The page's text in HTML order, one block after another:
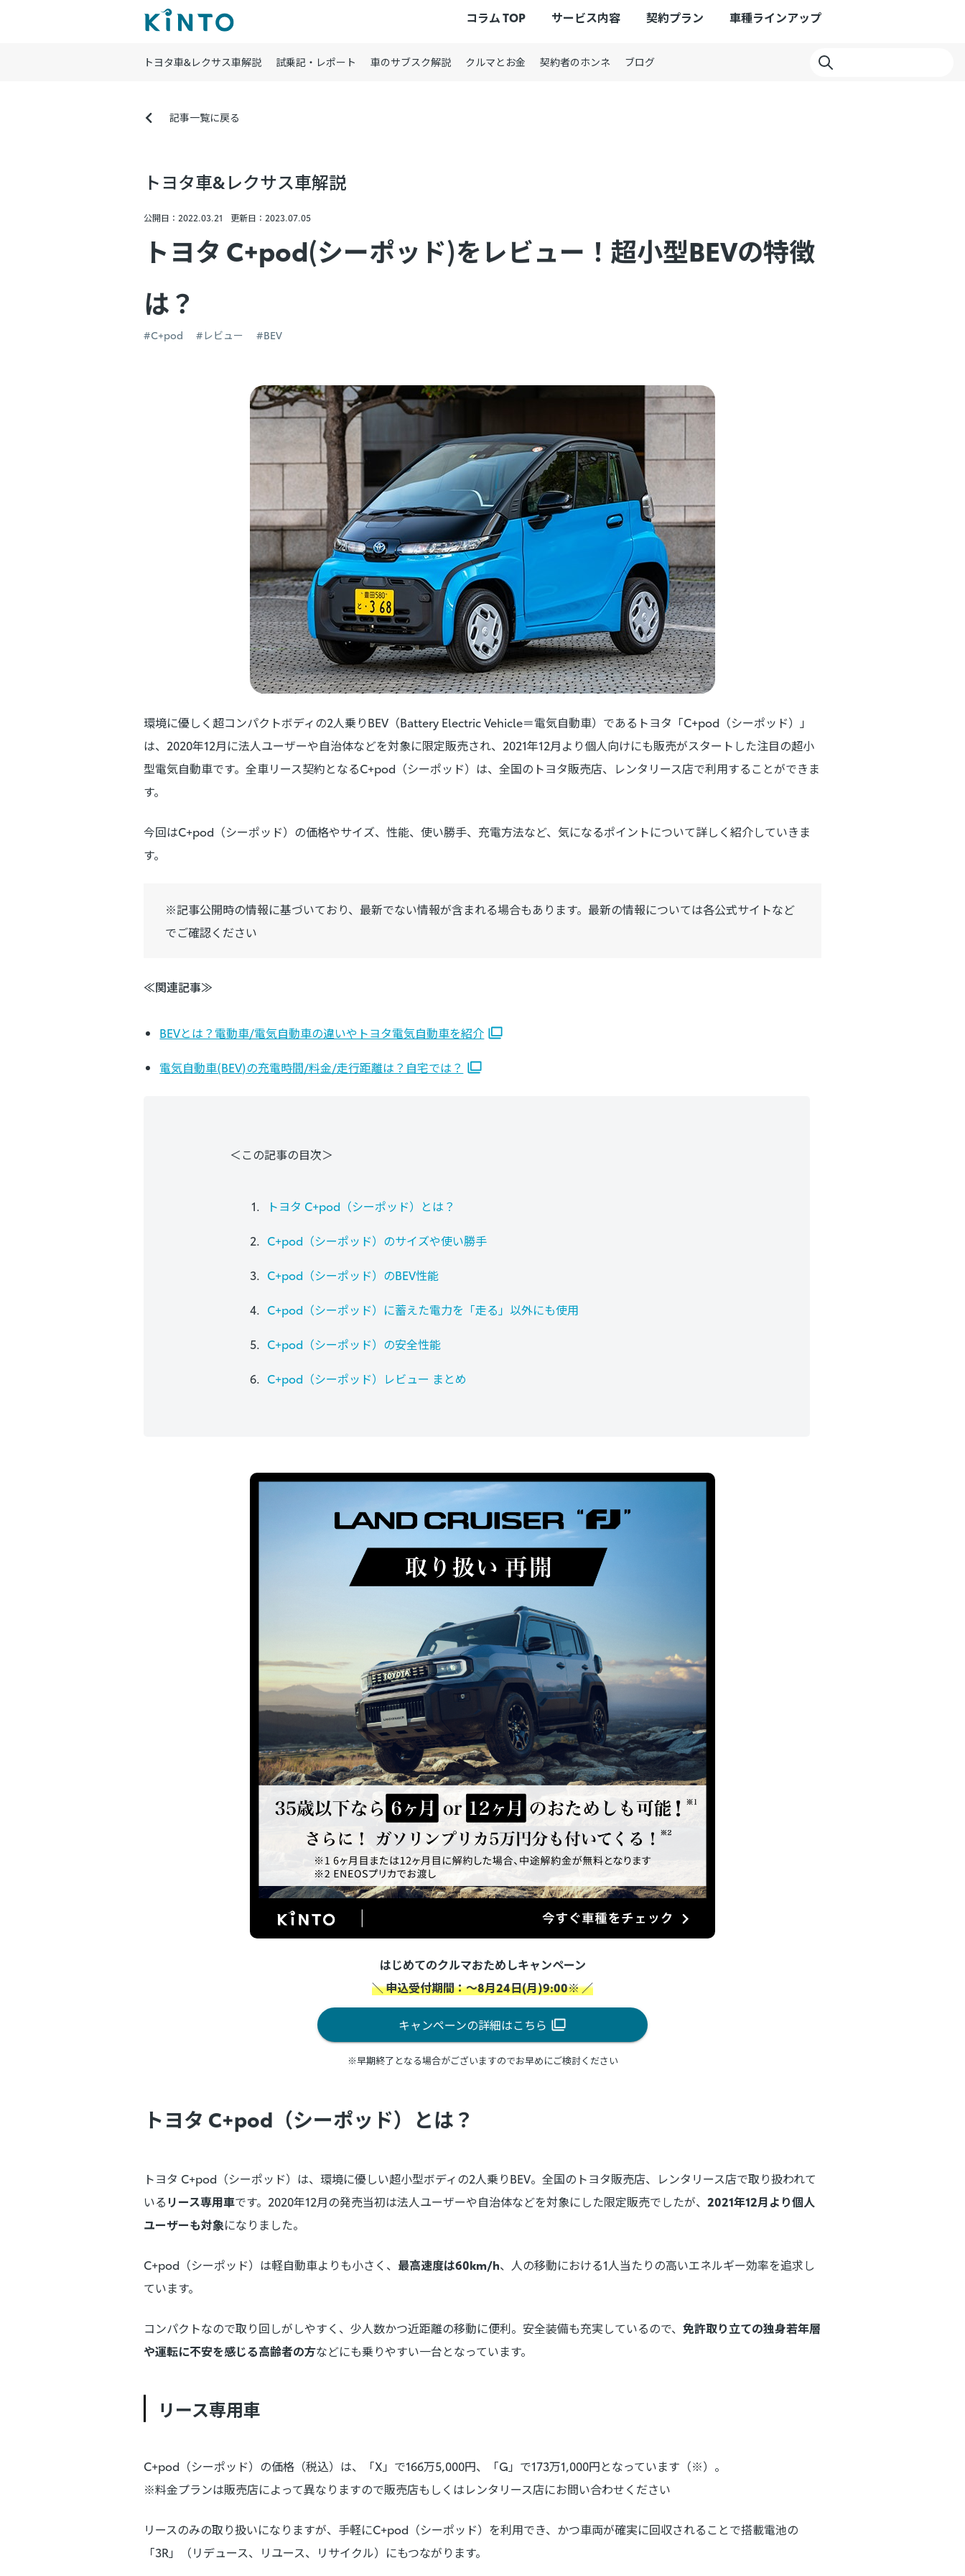
コラム TOP サービス内容 契約プラン 車種ラインアップ
トヨタ車&レクサス車解説 試乗記・レポート 車のサブスク解説 クルマとお金 契約者のホンネ ブログ
記事一覧に戻る
トヨタ車&レクサス車解説
公開日：2022.03.21 更新日：2023.07.05
トヨタ C+pod(シーポッド)をレビュー！超小型BEVの特徴
は？
#C+pod #レビュー #BEV
環境に優しく超コンパクトボディの2人乗りBEV（Battery Electric Vehicle＝電気自動車）であるトヨタ「C+pod（シーポッド）」
は、2020年12月に法人ユーザーや自治体などを対象に限定販売され、2021年12月より個人向けにも販売がスタートした注目の超小
型電気自動車です。全車リース契約となるC+pod（シーポッド）は、全国のトヨタ販売店、レンタリース店で利用することができま
す。
今回はC+pod（シーポッド）の価格やサイズ、性能、使い勝手、充電方法など、気になるポイントについて詳しく紹介していきま
す。
※記事公開時の情報に基づいており、最新でない情報が含まれる場合もあります。最新の情報については各公式サイトなど
でご確認ください
≪関連記事≫
BEVとは？電動車/電気自動車の違いやトヨタ電気自動車を紹介
電気自動車(BEV)の充電時間/料金/走行距離は？自宅では？
＜この記事の目次＞
トヨタ C+pod（シーポッド）とは？
C+pod（シーポッド）のサイズや使い勝手
C+pod（シーポッド）のBEV性能
C+pod（シーポッド）に蓄えた電力を「走る」以外にも使用
C+pod（シーポッド）の安全性能
C+pod（シーポッド）レビュー まとめ
はじめてのクルマおためしキャンペーン
＼ 申込受付期間：～8月24日(月)9:00※ ／
キャンペーンの詳細はこちら
※早期終了となる場合がございますのでお早めにご検討ください
トヨタ C+pod（シーポッド）とは？
トヨタ C+pod（シーポッド）は、環境に優しい超小型ボディの2人乗りBEV。全国のトヨタ販売店、レンタリース店で取り扱われて
いる リース専用車です。2020年12月の発売当初は法人ユーザーや自治体などを対象にした限定販売でしたが、 2021年12月より個人
ユーザーも対象になりました。
C+pod（シーポッド）は軽自動車よりも小さく、 最高速度は60km/h、人の移動における1人当たりの高いエネルギー効率を追求し
ています。
コンパクトなので取り回しがしやすく、少人数かつ近距離の移動に便利。安全装備も充実しているので、 免許取り立ての独身若年層
や運転に不安を感じる高齢者の方などにも乗りやすい一台となっています。
リース専用車
C+pod（シーポッド）の価格（税込）は、「X」で166万5,000円、「G」で173万1,000円となっています（※）。
※料金プランは販売店によって異なりますので販売店もしくはレンタリース店にお問い合わせください
リースのみの取り扱いになりますが、手軽にC+pod（シーポッド）を利用でき、かつ車両が確実に回収されることで搭載電池の
「3R」（リデュース、リユース、リサイクル）にもつながります。